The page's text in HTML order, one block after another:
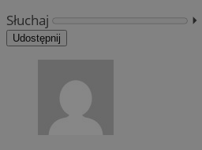
Słuchaj
⏵︎
Udostępnij